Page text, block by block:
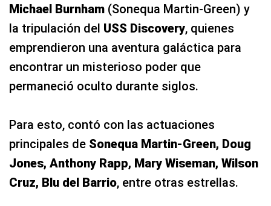
Michael Burnham (Sonequa Martin-Green) y
la tripulación del USS Discovery, quienes
emprendieron una aventura galáctica para
encontrar un misterioso poder que
permaneció oculto durante siglos.
Para esto, contó con las actuaciones
principales de Sonequa Martin-Green, Doug
Jones, Anthony Rapp, Mary Wiseman, Wilson
Cruz, Blu del Barrio, entre otras estrellas.